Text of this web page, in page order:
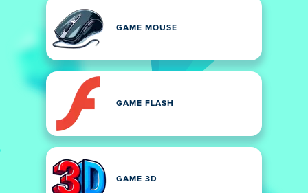
GAME MOUSE
GAME FLASH
GAME 3D